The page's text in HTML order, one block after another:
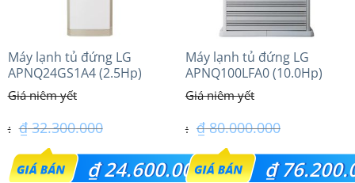
Máy lạnh tủ đứng LG
APNQ24GS1A4 (2.5Hp)
Inverter
₫32.300.000
Giá
₫24.600.000
Máy lạnh tủ đứng LG
APNQ100LFA0 (10.0Hp)
₫80.000.000
Giá
₫